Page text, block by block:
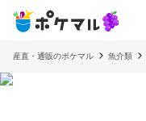
産直・通販のポケマル 魚介類